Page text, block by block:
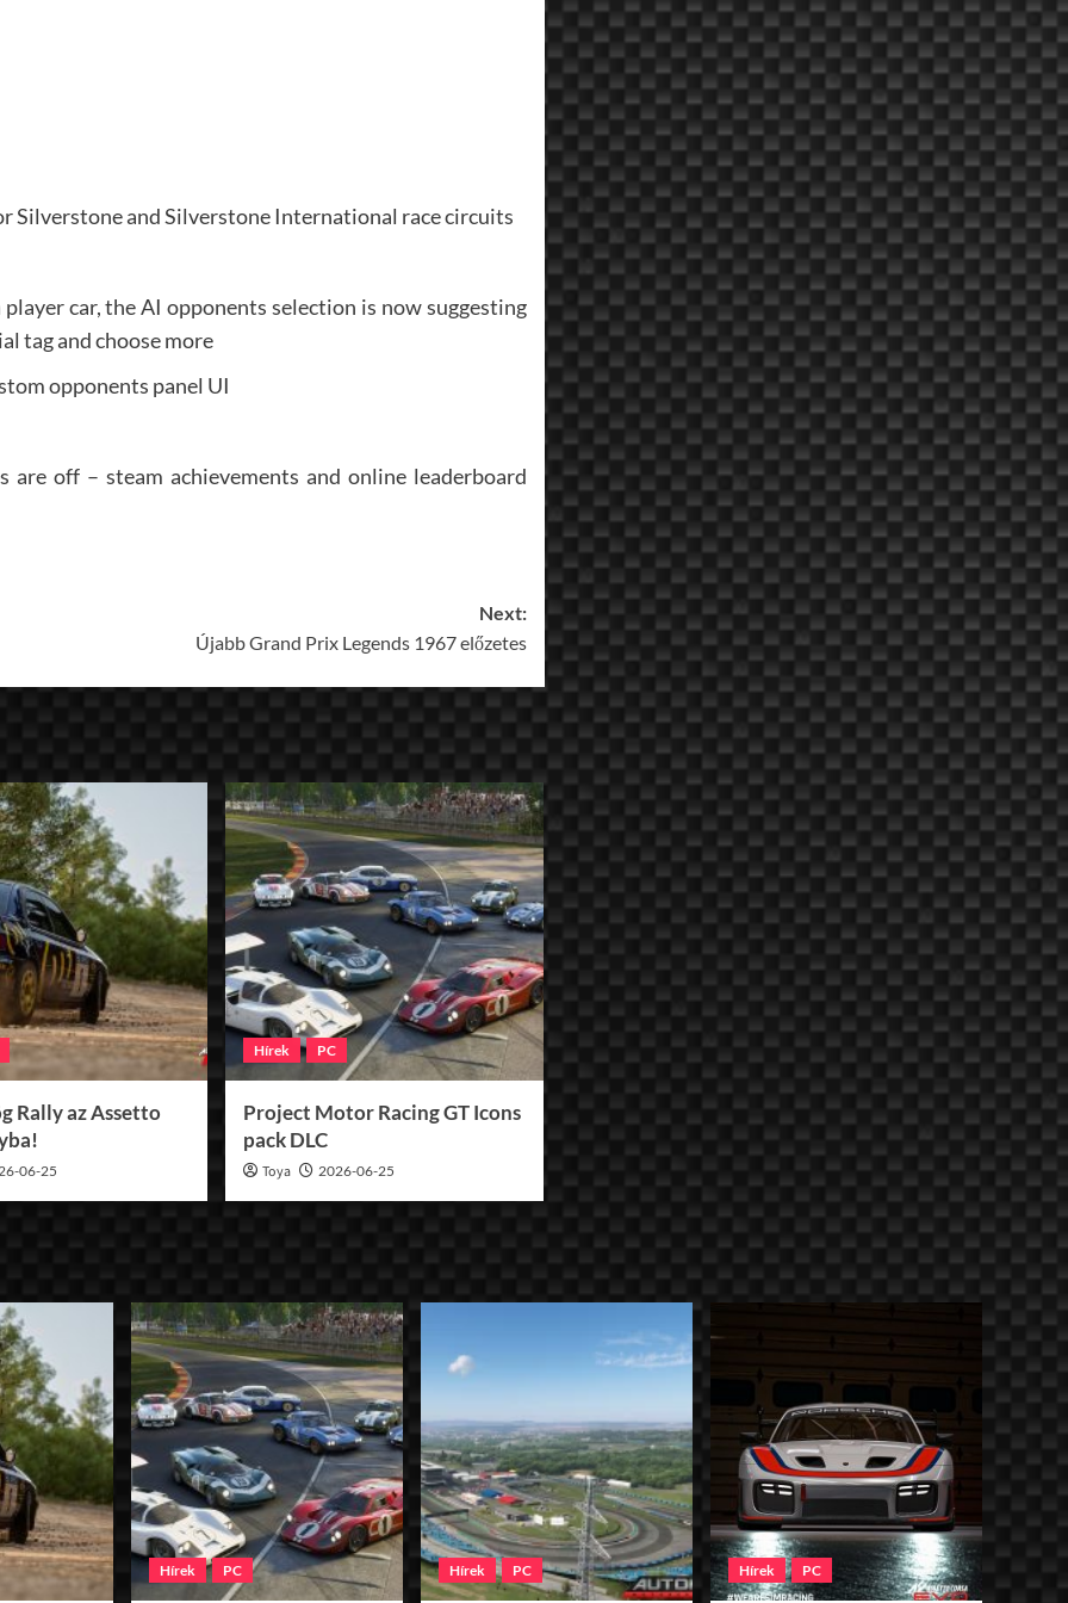
and Silverstone International race circuits
car, the AI opponents selection is now suggesting
tag and choose more
opponents panel UI
off – steam achievements and online leaderboard
Next:
Újabb Grand Prix Legends 1967 előzetes
Rally az Assetto
06-25
Hírek PC
Project Motor Racing GT Icons
pack DLC
Toya 2026-06-25
Hírek PC Hírek PC Hírek PC